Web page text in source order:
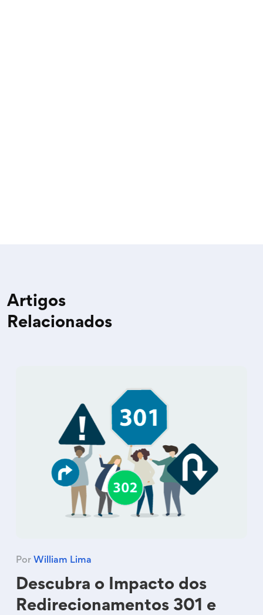
Artigos
Relacionados
Por William Lima
Descubra o Impacto dos
Redirecionamentos 301 e